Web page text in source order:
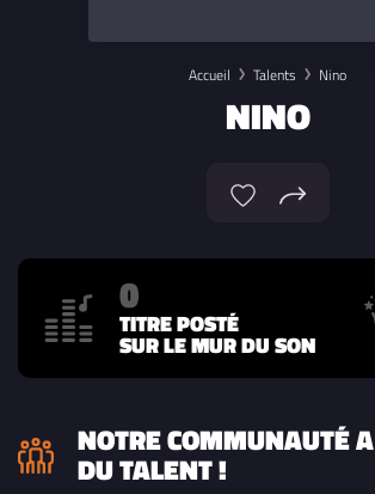
Accueil Talents Nino
NINO
0
TITRE POSTÉ
SUR LE MUR DU SON
NOTRE COMMUNAUTÉ A
DU TALENT !